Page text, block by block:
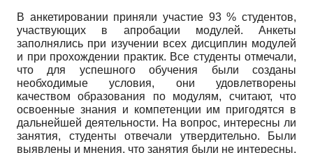
В анкетировании приняли участие 93 % студентов,
участвующих в апробации модулей. Анкеты
заполнялись при изучении всех дисциплин модулей
и при прохождении практик. Все студенты отмечали,
что для успешного обучения были созданы
необходимые условия, они удовлетворены
качеством образования по модулям, считают, что
освоенные знания и компетенции им пригодятся в
дальнейшей деятельности. На вопрос, интересны ли
занятия, студенты отвечали утвердительно. Были
выявлены и мнения, что занятия были не интересны,